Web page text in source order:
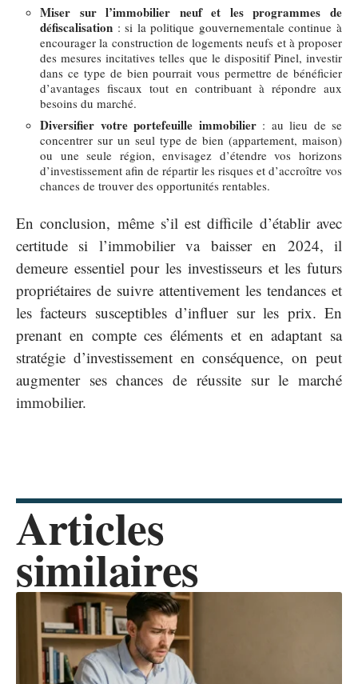
Miser sur l’immobilier neuf et les programmes de
défiscalisation : si la politique gouvernementale continue à
encourager la construction de logements neufs et à proposer
des mesures incitatives telles que le dispositif Pinel, investir
dans ce type de bien pourrait vous permettre de bénéficier
d’avantages fiscaux tout en contribuant à répondre aux
besoins du marché.
Diversifier votre portefeuille immobilier: au lieu de se
concentrer sur un seul type de bien (appartement, maison)
ou une seule région, envisagez d’étendre vos horizons
d’investissement afin de répartir les risques et d’accroître vos
chances de trouver des opportunités rentables.
En conclusion, même s’il est difficile d’établir avec
certitude si l’immobilier va baisser en 2024, il
demeure essentiel pour les investisseurs et les futurs
propriétaires de suivre attentivement les tendances et
les facteurs susceptibles d’influer sur les prix. En
prenant en compte ces éléments et en adaptant sa
stratégie d’investissement en conséquence, on peut
augmenter ses chances de réussite sur le marché
immobilier.
Articles
similaires